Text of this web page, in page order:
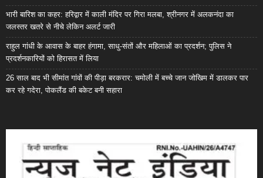
भारी बारिश का कहर: हरिद्वार में काली मंदिर पर गिरा मलबा, श्रीनगर में अलकनंदा का
जलस्तर खतरे से नीचे लेकिन अलर्ट जारी
राहुल गांधी के आवास के बाहर हंगामा, साधु-संतों और महिलाओं का प्रदर्शन; पुलिस ने
प्रदर्शनकारियों को हिरासत में लिया
26 साल बाद भी सीमांत गांवों की पीड़ा बरकरार: चमोली में बच्चे जान जोखिम में डालकर पार
कर रहे गदेरा, पोकलैंड की बकेट बनी सहारा